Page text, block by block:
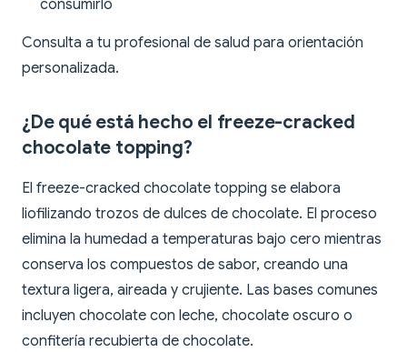
consumirlo
Consulta a tu profesional de salud para orientación
personalizada.
¿De qué está hecho el freeze-cracked
chocolate topping?
El freeze-cracked chocolate topping se elabora
liofilizando trozos de dulces de chocolate. El proceso
elimina la humedad a temperaturas bajo cero mientras
conserva los compuestos de sabor, creando una
textura ligera, aireada y crujiente. Las bases comunes
incluyen chocolate con leche, chocolate oscuro o
confitería recubierta de chocolate.